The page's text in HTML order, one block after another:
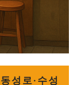
성로·수성